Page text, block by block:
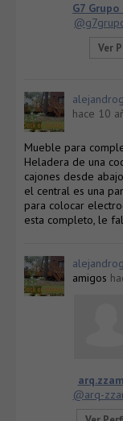
G7
Ver
hace 10
Mueble para
Heladera de una
cajones desde
el central es una
para colocar
esta completo, le
amigos
@arq-